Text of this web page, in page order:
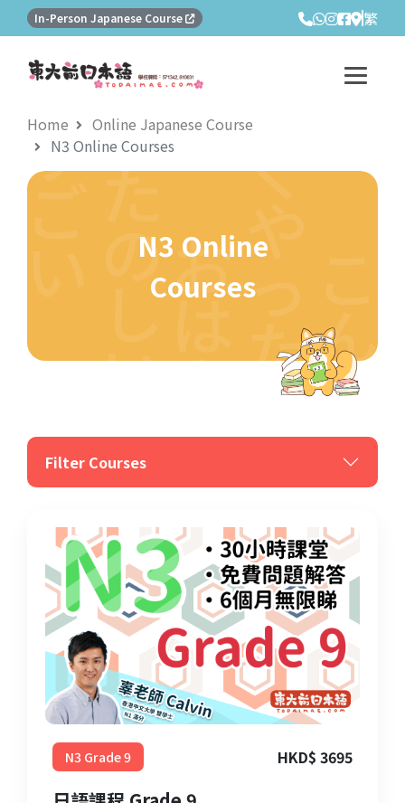
In-Person Japanese Course 繁
Home
Online Japanese Course
N3 Online Courses
N3 Online
Courses
Filter Courses
N3 Grade 9 HKD$ 3695